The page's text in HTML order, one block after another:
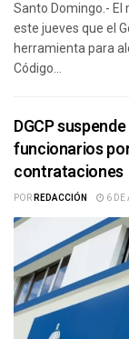
Santo Domingo.- El
este jueves que el
herramienta para
Código...
DGCP
funcionarios
contrataciones
PORREDACCIÓN 6 DE